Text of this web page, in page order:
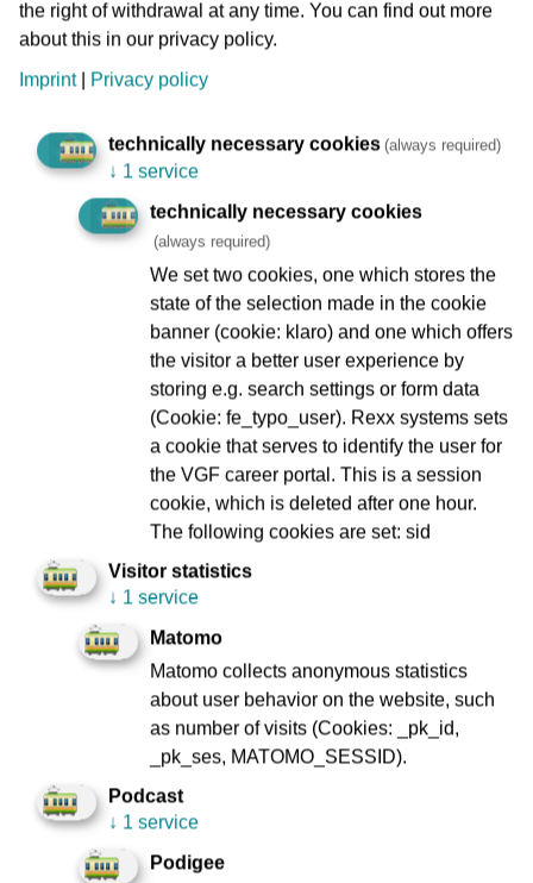
Taktgenauigkeit sowie -verlässlichkeit erhöht und bis zu 25
Prozent Energie eingespart. Die Technik wirkt außerdem
dem Verschleiß von Fahrzeugen und Schienen entgegen
Beschleunigen und Bremsen.
„Ich freue mich, dass das Digitalisierungsprojekt DTC
sehen, worüber wir seit Jahren in der Theorie sprechen“,
sagt Mobilitätsdezernent Wolfgang Siefert. „Das sind gute
Nachrichten für Frankfurt: Die automatisierten Fahrten des
Prototyps auf dem Testring zeigen, wie die digitale
Transformation die urbane Mobilität vorantreiben kann.
Konkret macht DTC den ÖPNV leistungsfähiger,
zuverlässiger, wirtschaftlicher, umweltschonender und
sogar komfortabler“, ergänzt er.
Zusammenspiel DTC und MIND(+)
Da die Frankfurter U-Bahnen sogenannte Stadtbahnen
sind und auch oberirdisch verkehren, ist die Einbindung
der Straßenverkehrstechnik für das Projekt essenziell. Ziel
der Stadt Frankfurt ist es, Stadtbahn, Straßenbahn und
Individualverkehr konsequent und intelligent miteinander
zu vernetzen. Deshalb ist DTC eng mit dem städtischen
Projekt „Frankfurt MIND(+) (Multimodal,
Intelligent,Nachhaltig, Digital)“ verbunden, bei dem die „C-
ITS“ – Technik („Cooperative Intelligent Transport System“)
eingesetzt wird. Auf dem Testring der VGF wurde das
the right of withdrawal at any time. You can find out more
about this in our privacy policy.
Imprint| Privacy policy
technically necessary cookies (always required)
↓ 1 service
technically necessary cookies
(always required)
We set two cookies, one which stores the
state of the selection made in the cookie
banner (cookie: klaro) and one which offers
the visitor a better user experience by
storing e.g. search settings or form data
(Cookie: fe_typo_user). Rexx systems sets
a cookie that serves to identify the user for
the VGF career portal. This is a session
cookie, which is deleted after one hour.
The following cookies are set: sid
Visitor statistics
↓ 1 service
Matomo
Matomo collects anonymous statistics
about user behavior on the website, such
as number of visits (Cookies: _pk_id,
_pk_ses, MATOMO_SESSID).
Podcast
↓ 1 service
Podigee